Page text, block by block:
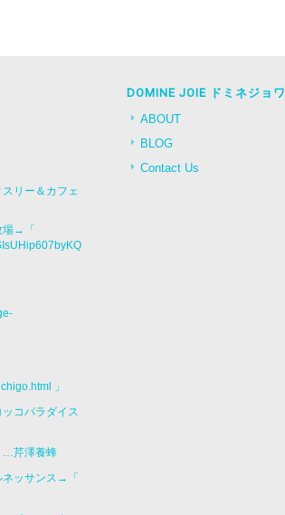
リー＆カフェ
場→「
」
コパラダイス
…芹澤養蜂
ネッサンス→「
DOMINE JOIE ドミネジョワ
ABOUT
BLOG
Contact Us